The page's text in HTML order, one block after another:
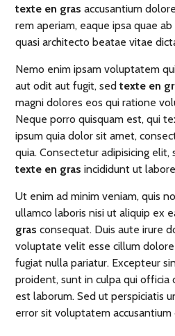
texte en gras accusantium
rem aperiam, eaque ipsa quae
quasi architecto beatae vitae
Nemo enim ipsam voluptatem
aut odit aut fugit, sedtexte en
magni dolores eos qui ratione
Neque porro quisquam est, qui
ipsum quia dolor sit amet,
quia. Consectetur adipisicing
texte en gras incididunt ut
Ut enim ad minim veniam, quis
ullamco laboris nisi ut aliquip ex
gras consequat. Duis aute irure
voluptate velit esse cillum
fugiat nulla pariatur. Excepteur
proident, sunt in culpa qui officia
est laborum. Sed ut perspiciatis
error sit voluptatem